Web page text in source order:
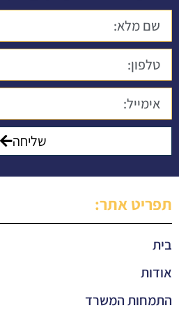
שליחה
תפריט אתר:
בית
אודות
התמחות המשרד